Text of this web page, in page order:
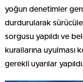
yoğun denetimler
durdurularak
sorgusu yapıldı ve
kurallarına uyulması
gerekli uyarılar yapıldı.